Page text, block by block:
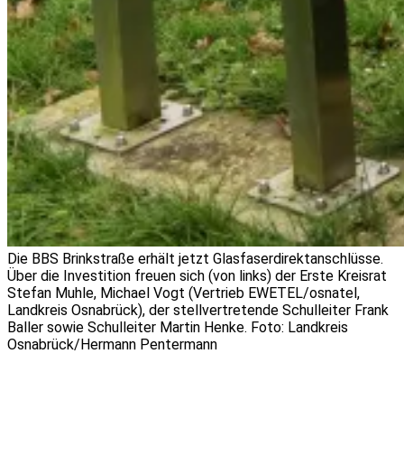
Die BBS Brinkstraße erhält jetzt Glasfaserdirektanschlüsse.
Über die Investition freuen sich (von links) der Erste Kreisrat
Stefan Muhle, Michael Vogt (Vertrieb EWETEL/osnatel,
Landkreis Osnabrück), der stellvertretende Schulleiter Frank
Baller sowie Schulleiter Martin Henke. Foto: Landkreis
Osnabrück/Hermann Pentermann